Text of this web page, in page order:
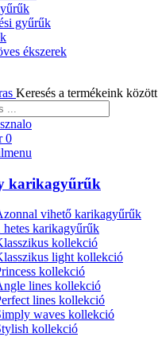
gyűrűk
ékszerek
Keresés a termékeink között
0
karikagyűrűk
vihető karikagyűrűk
hetes karikagyűrűk
kollekció
light kollekció
kollekció
lines kollekció
lines kollekció
waves kollekció
kollekció